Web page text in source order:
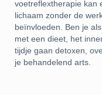
voetreflextherapie kan
lichaam zonder de
beïnvloeden. Ben je
met een dieet, het
tijdje gaan detoxen,
je behandelend arts.